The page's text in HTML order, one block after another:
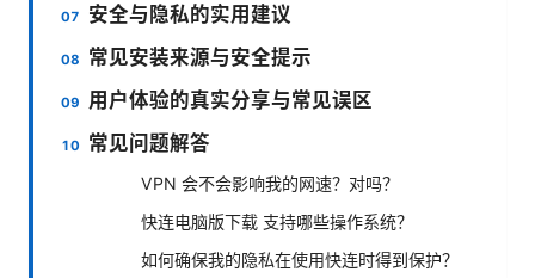
安全与隐私的实用建议
常见安装来源与安全提示
用户体验的真实分享与常见误区
常见问题解答
VPN 会不会影响我的网速？对吗？
快连电脑版下载 支持哪些操作系统？
如何确保我的隐私在使用快连时得到保护？